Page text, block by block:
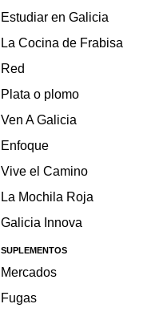
Estudiar en Galicia
La Cocina de Frabisa
Red
Plata o plomo
Ven A Galicia
Enfoque
Vive el Camino
La Mochila Roja
Galicia Innova
SUPLEMENTOS
Mercados
Fugas